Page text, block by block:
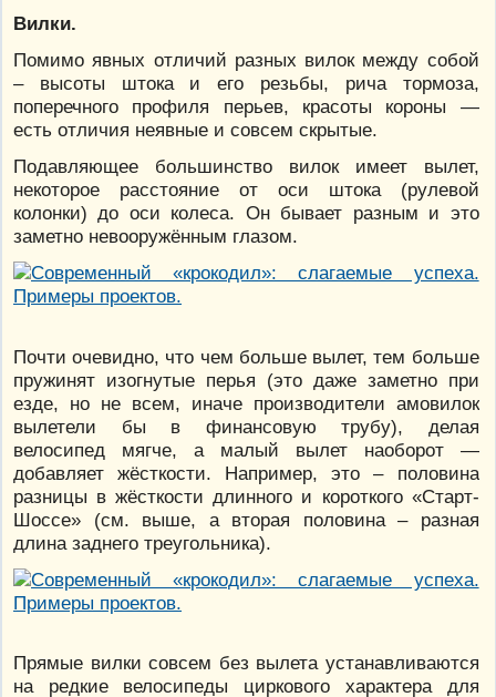
Вилки.
Помимо явных отличий разных вилок между собой
– высоты штока и его резьбы, рича тормоза,
поперечного профиля перьев, красоты короны —
есть отличия неявные и совсем скрытые.
Подавляющее большинство вилок имеет вылет,
некоторое расстояние от оси штока (рулевой
колонки) до оси колеса. Он бывает разным и это
заметно невооружённым глазом.
Почти очевидно, что чем больше вылет, тем больше
пружинят изогнутые перья (это даже заметно при
езде, но не всем, иначе производители амовилок
вылетели бы в финансовую трубу), делая
велосипед мягче, а малый вылет наоборот —
добавляет жёсткости. Например, это – половина
разницы в жёсткости длинного и короткого «Старт-
Шоссе» (см. выше, а вторая половина – разная
длина заднего треугольника).
Прямые вилки совсем без вылета устанавливаются
на редкие велосипеды циркового характера для